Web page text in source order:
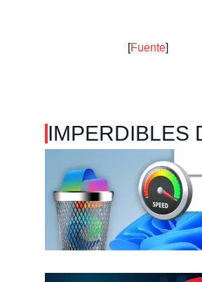
[Fuente]
IMPERDIBLES